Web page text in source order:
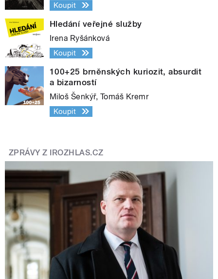
Koupit
Hledání veřejné služby
Irena Ryšánková
Koupit
100+25 brněnských kuriozit, absurdit
a bizarností
Miloš Šenkýř, Tomáš Kremr
Koupit
ZPRÁVY Z IROZHLAS.CZ